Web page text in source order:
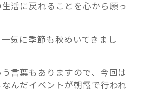
活に戻れることを心から願っ
気に季節も秋めいてきまし
言葉もありますので、今回は
んだイベントが朝霞で行われ